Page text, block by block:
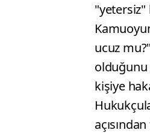
"yetersiz"
ucuz
olduğunu
kişiye